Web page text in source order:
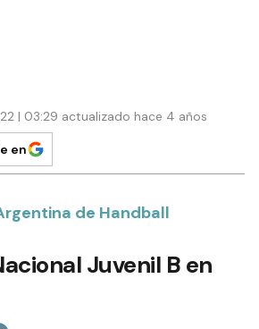
| 03:29 actualizado hace 4 años
en
de Handball
Juvenil B en